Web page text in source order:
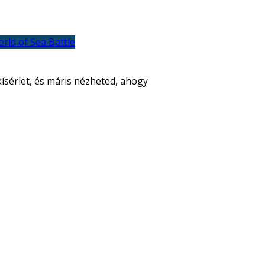
of Sea Battle
és máris nézheted, ahogy